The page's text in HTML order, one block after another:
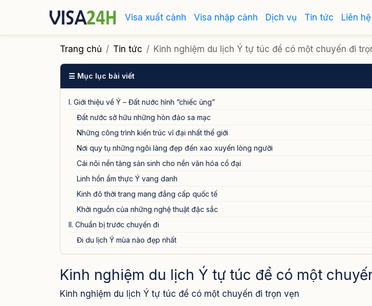
Visa xuất cảnh Visa nhập cảnh Dịch vụ Tin tức Liên hệ
Trang chủ Tin tức Kinh nghiệm du lịch Ý tự túc để có một chuyến đi
☰ Mục lục bài viết
I. Giới thiệu về Ý – Đất nước hình “chiếc ủng”
Đất nước sở hữu những hòn đảo sa mạc
Những công trình kiến trúc vĩ đại nhất thế giới
Nơi quy tụ những ngôi làng đẹp đến xao xuyến lòng người
Cái nôi nền tảng sản sinh cho nền văn hóa cổ đại
Linh hồn ẩm thực Ý vang danh
Kinh đô thời trang mang đẳng cấp quốc tế
Khởi nguồn của những nghệ thuật đặc sắc
II. Chuẩn bị trước chuyến đi
Đi du lịch Ý mùa nào đẹp nhất
2.Thủ tục xin visa Ý như thế nào?
Vé máy bay di chuyển đến Ý
Mặc trang phục gì khi đi Ý
Loại tiền tệ nào được sử dụng khi đi du lịch Italia (Ý)
Kinh nghiệm du lịch Ý tự túc để có một
Kinh nghiệm du lịch Ý tự túc để có một chuyến đi trọn vẹn